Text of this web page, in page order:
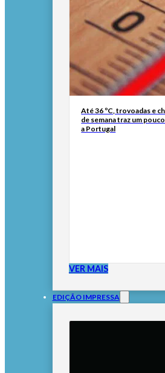
Até 36 ºC, trovoadas e
de semana traz um
a Portugal
VER MAIS
EDIÇÃO IMPRESSA